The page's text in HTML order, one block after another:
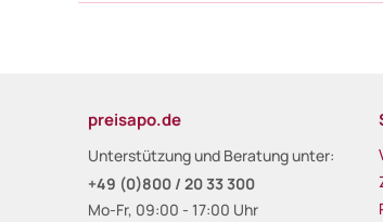
preisapo.de
Unterstützung und Beratung unter:
+49 (0)800 / 20 33 300
Mo-Fr, 09:00 - 17:00 Uhr